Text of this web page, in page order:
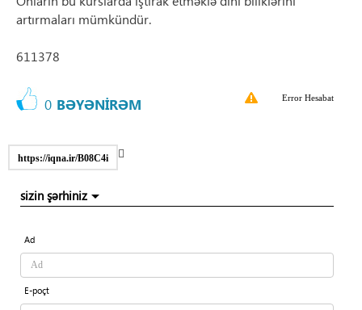
artırmaları mümkündür.
611378
0 BƏYƏNİRƏM Error Hesabat
https://iqna.ir/B08C4i
sizin şərhiniz
Ad
E-poçt